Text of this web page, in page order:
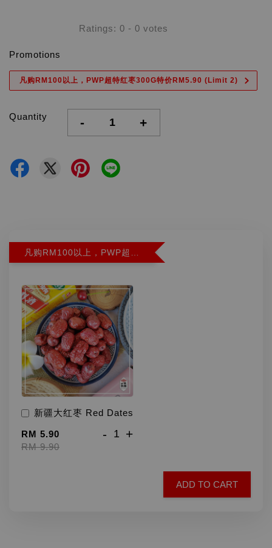
Ratings: 0 - 0 votes
Promotions
凡购RM100以上，PWP超特红枣300G特价RM5.90 (Limit 2)
Quantity - +
新疆大红枣 Red Dates
RM 5.90
RM 9.90
- +
ADD TO CART